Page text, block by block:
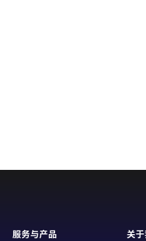
关
服务与产品